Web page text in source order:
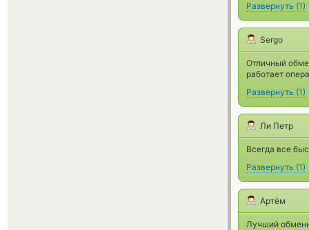
Развернуть (1)
Sergo
Отличный
работает
Развернуть (1)
Ли Петр
Всегда все
Развернуть (1)
Артём
Лучший